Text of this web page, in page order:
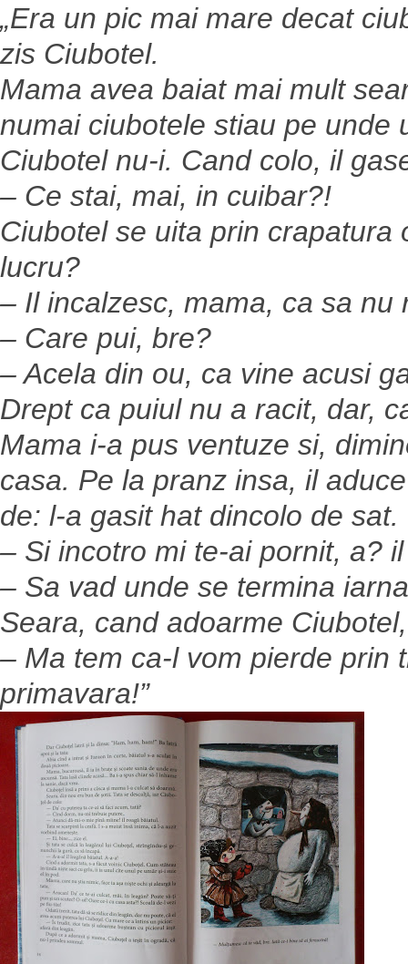
„Era un pic mai mare decat
zis Ciubotel.
Mama avea baiat mai mult
numai ciubotele stiau pe unde
Ciubotel nu-i. Cand colo, il
– Ce stai, mai, in cuibar?!
Ciubotel se uita prin
lucru?
– Il incalzesc, mama, ca sa nu
– Care pui, bre?
– Acela din ou, ca vine acusi
Drept ca puiul nu a racit, dar,
Mama i-a pus ventuze si,
casa. Pe la pranz insa, il
de: l-a gasit hat dincolo de sat.
– Si incotro mi te-ai pornit, a?
– Sa vad unde se termina
Seara, cand adoarme
– Ma tem ca-l vom pierde prin
primavara!”